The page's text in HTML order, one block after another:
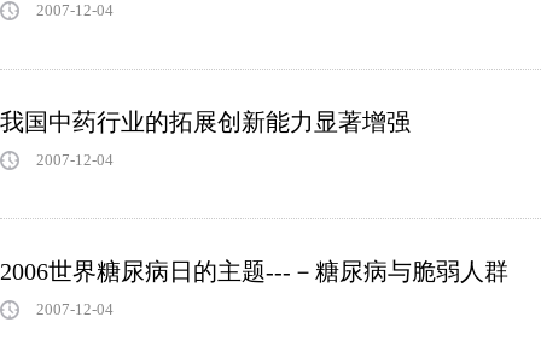
2007-12-04
我国中药行业的拓展创新能力显著增强
2007-12-04
2006世界糖尿病日的主题---－糖尿病与脆弱人群
2007-12-04